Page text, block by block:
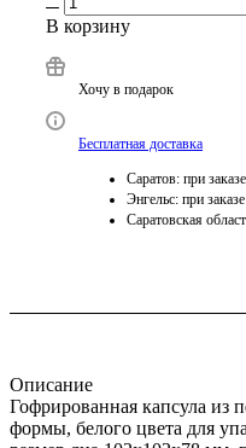
В корзину
Хочу в подарок
Бесплатная доставка
Саратов: при
Энгельс: при
Саратовская
Описание
Гофрированная капсула из
формы, белого цвета для